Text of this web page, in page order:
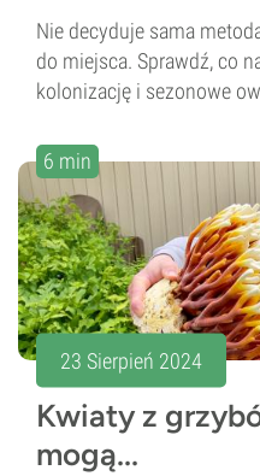
Nie decyduje sama
do miejsca. Sprawdź, co
kolonizację i sezonowe
6 min
23 Sierpień 2024
Kwiaty z
mogą...